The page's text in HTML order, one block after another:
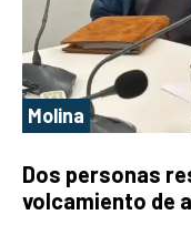
Molina
Dos personas
volcamiento de